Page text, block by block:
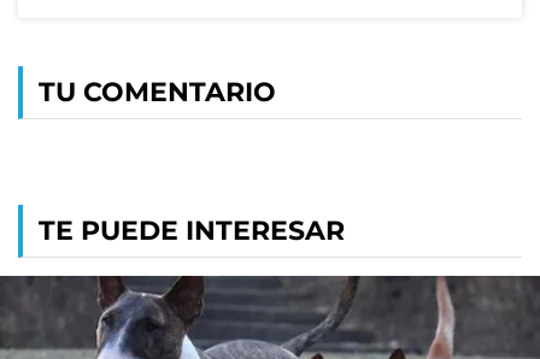
TU COMENTARIO
TE PUEDE INTERESAR